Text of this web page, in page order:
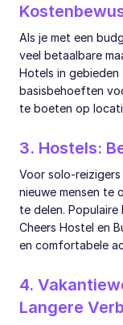
Als je met een
veel betaalbare
Hotels in gebieden
basisbehoeften
te boeten op
3. Hostels:
Voor solo-
nieuwe mensen te
te delen.
Cheers Hostel en
en comfortabele
4.
Langere